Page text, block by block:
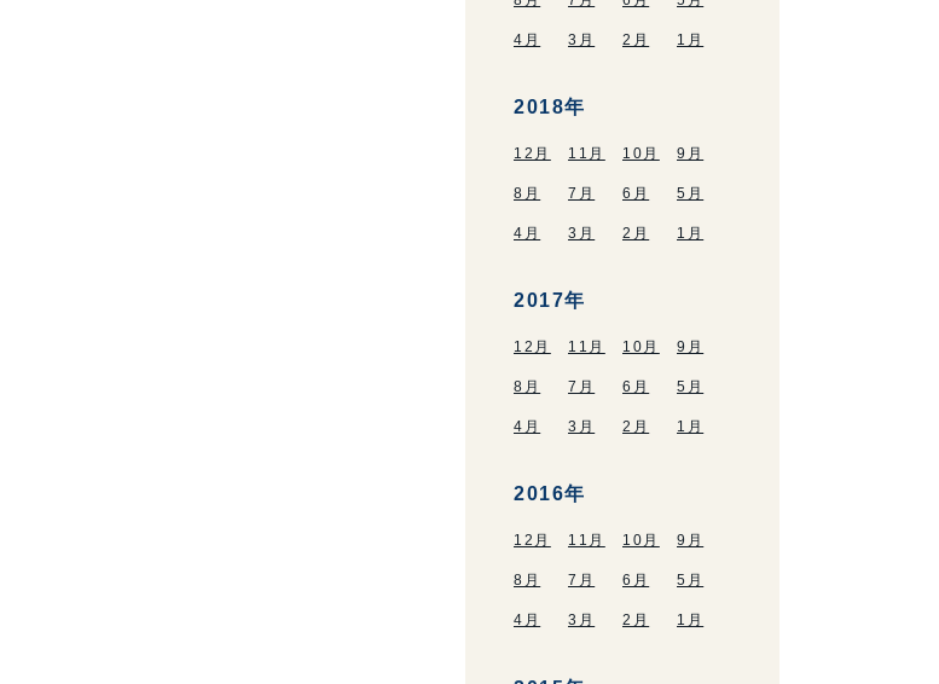
4月 3月 2月 1月
2018年
12月 11月 10月 9月
8月 7月 6月 5月
4月 3月 2月 1月
2017年
12月 11月 10月 9月
8月 7月 6月 5月
4月 3月 2月 1月
2016年
12月 11月 10月 9月
8月 7月 6月 5月
4月 3月 2月 1月